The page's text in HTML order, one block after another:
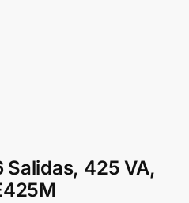
Salidas, 425 VA,